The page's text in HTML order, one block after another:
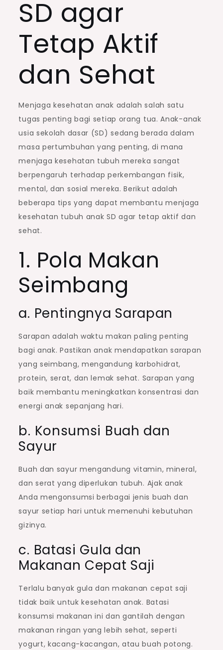
SD agar
Tetap Aktif
dan Sehat
Menjaga kesehatan anak adalah salah satu
tugas penting bagi setiap orang tua. Anak-anak
usia sekolah dasar (SD) sedang berada dalam
masa pertumbuhan yang penting, di mana
menjaga kesehatan tubuh mereka sangat
berpengaruh terhadap perkembangan fisik,
mental, dan sosial mereka. Berikut adalah
beberapa tips yang dapat membantu menjaga
kesehatan tubuh anak SD agar tetap aktif dan
sehat.
1. Pola Makan
Seimbang
a. Pentingnya Sarapan
Sarapan adalah waktu makan paling penting
bagi anak. Pastikan anak mendapatkan sarapan
yang seimbang, mengandung karbohidrat,
protein, serat, dan lemak sehat. Sarapan yang
baik membantu meningkatkan konsentrasi dan
energi anak sepanjang hari.
b. Konsumsi Buah dan
Sayur
Buah dan sayur mengandung vitamin, mineral,
dan serat yang diperlukan tubuh. Ajak anak
Anda mengonsumsi berbagai jenis buah dan
sayur setiap hari untuk memenuhi kebutuhan
gizinya.
c. Batasi Gula dan
Makanan Cepat Saji
Terlalu banyak gula dan makanan cepat saji
tidak baik untuk kesehatan anak. Batasi
konsumsi makanan ini dan gantilah dengan
makanan ringan yang lebih sehat, seperti
yogurt, kacang-kacangan, atau buah potong.